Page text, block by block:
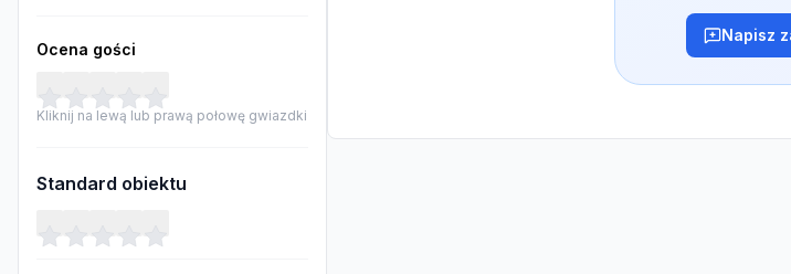
Ocena gości
Kliknij na lewą lub prawą połowę gwiazdki
Standard obiektu
Napisz